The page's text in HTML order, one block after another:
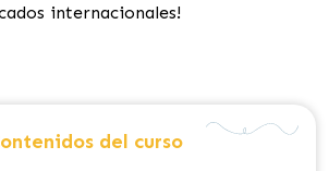
internacionales!
del curso